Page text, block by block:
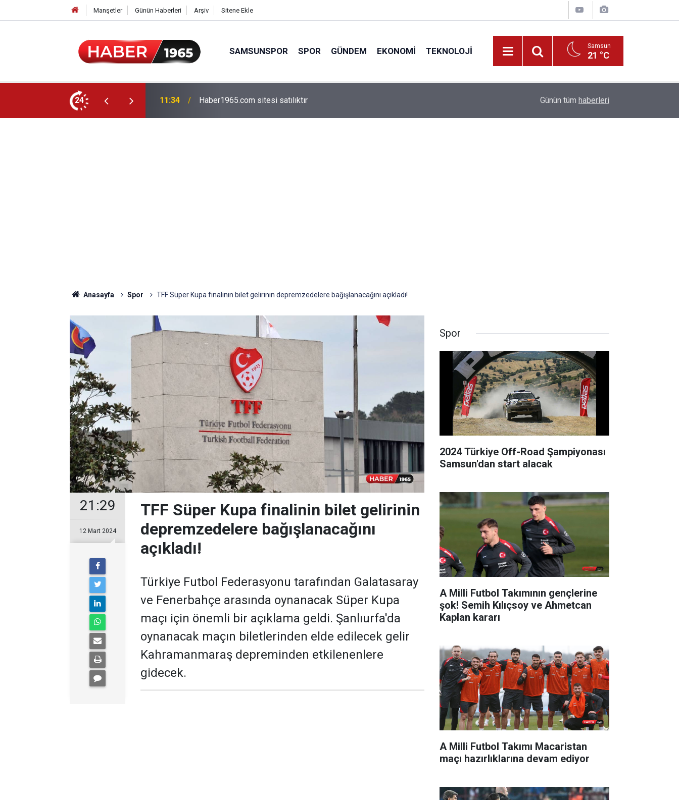
Manşetler Günün Haberleri Arşiv Sitene Ekle
SAMSUNSPOR SPOR GÜNDEM EKONOMI TEKNOLOJI Samsun
21 °C
24 15:52 Milyonlarca emekliyi ilgilendiriyor: Zamlı maaşlar hesaplarda Fahiş fiyatlar nedeniyle işletmelere 101 milyon
Günün tüm haberleri
Anasayfa Spor TFF Süper Kupa finalinin bilet gelirinin depremzedelere bağışlanacağını açıkladı!
21:29
12 Mart 2024
TFF Süper Kupa finalinin bilet gelirinin
depremzedelere bağışlanacağını
açıkladı!
Türkiye Futbol Federasyonu tarafından Galatasaray
ve Fenerbahçe arasında oynanacak Süper Kupa
maçı için önemli bir açıklama geldi. Şanlıurfa'da
oynanacak maçın biletlerinden elde edilecek gelir
Kahramanmaraş depreminden etkilenenlere
gidecek.
Spor
2024 Türkiye Off-Road Şampiyonası
Samsun'dan start alacak
A Milli Futbol Takımının gençlerine
şok! Semih Kılıçsoy ve Ahmetcan
Kaplan kararı
A Milli Futbol Takımı Macaristan
maçı hazırlıklarına devam ediyor